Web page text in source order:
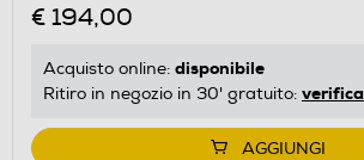
€ 194,00
Acquisto online: disponibile
Ritiro in negozio in 30' gratuito: verifica
AGGIUNGI